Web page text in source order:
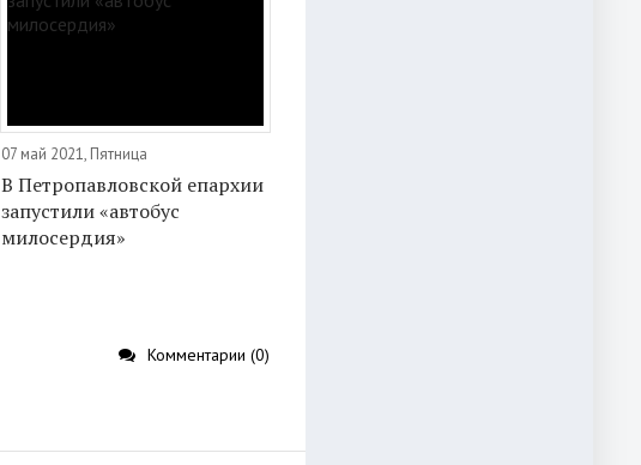
07 май 2021, Пятница
В Петропавловской епархии
запустили «автобус
милосердия»
Комментарии (0)